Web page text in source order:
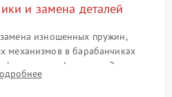
и замена деталей
изношенных пружин,
механизмов в барабанчиках
в трансфокаторе. Замена
сетки или восстановление